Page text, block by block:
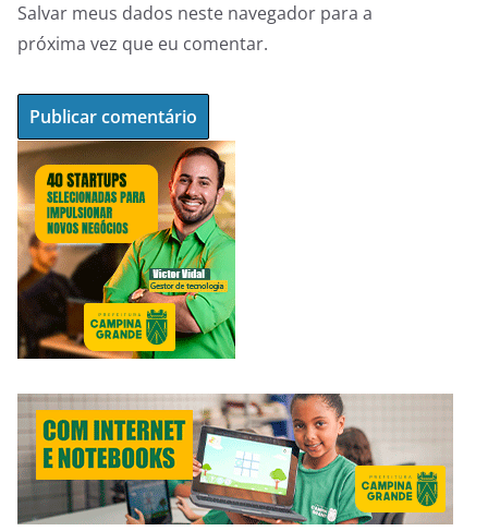
Salvar meus dados neste navegador para a
próxima vez que eu comentar.